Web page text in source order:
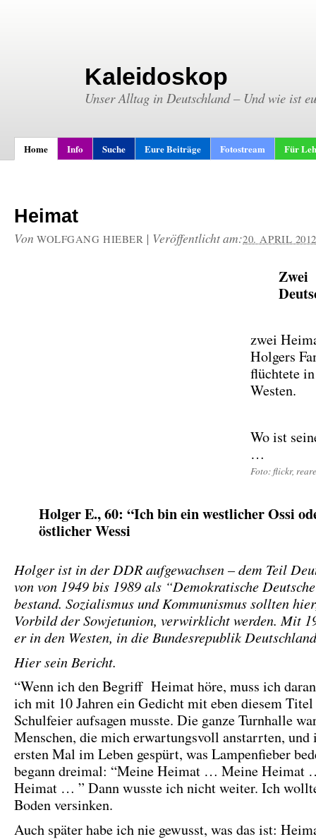
Kaleidoskop
Unser Alltag in Deutschland – Und wie ist
Home Info Suche Eure Beiträge Fotostream Für
Heimat
Von WOLFGANG HIEBER | Veröffentlicht am:20. APRIL 2012
Zwei
zwei
Holgers
flüchtete
Westen.
Wo ist
…
Foto: flickr,
Holger E., 60: “Ich bin ein westlicher Ossi
östlicher Wessi
Holger ist in der DDR aufgewachsen – dem Teil
von von 1949 bis 1989 als “Demokratische
bestand. Sozialismus und Kommunismus sollten
Vorbild der Sowjetunion, verwirklicht werden. Mit
er in den Westen, in die Bundesrepublik
Hier sein Bericht.
“Wenn ich den Begriff Heimat höre, muss ich
ich mit 10 Jahren ein Gedicht mit eben diesem
Schulfeier aufsagen musste. Die ganze Turnhalle
Menschen, die mich erwartungsvoll anstarrten, und
ersten Mal im Leben gespürt, was Lampenfieber
begann dreimal: “Meine Heimat … Meine Heimat
Heimat … ” Dann wusste ich nicht weiter. Ich
Boden versinken.
Auch später habe ich nie gewusst, was das ist: